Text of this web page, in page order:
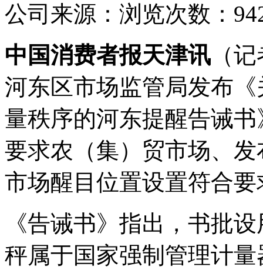
公司 来源： 浏览次数：
中国消费者报天津讯 （
河东区市场监管局发布
量秩序的河东提醒告诫
要求农（集）贸市场、发
市场醒目位置设置符合
《告诫书》指出，书批
秤属于国家强制管理计